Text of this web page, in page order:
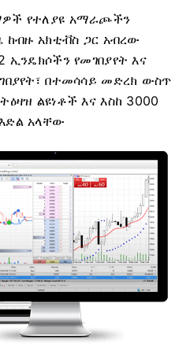
የተለያዩ አማራጮችን
ከብዙ አክቲቭስ ጋር አብረው
ኢንዴክሶችን የመገበያየት እና
በተመሳሳይ መድረክ ውስጥ
ልዩነቶች እና እስከ 3000
አላቸው